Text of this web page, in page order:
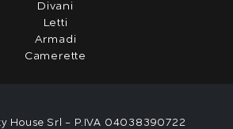
Divani
Letti
Armadi
Camerette
House Srl - P.IVA 04038390722